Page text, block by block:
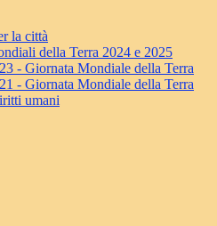
la città
della Terra 2024 e 2025
- Giornata Mondiale della Terra
- Giornata Mondiale della Terra
umani